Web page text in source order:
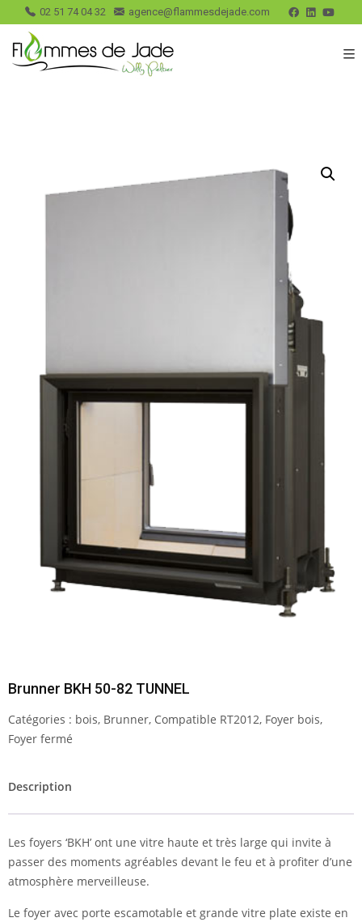
02 51 74 04 32 agence@flammesdejade.com
Brunner BKH 50-82 TUNNEL
Catégories : bois, Brunner, Compatible RT2012, Foyer bois,
Foyer fermé
Description
Les foyers ‘BKH’ ont une vitre haute et très large qui invite à
passer des moments agréables devant le feu et à profiter d’une
atmosphère merveilleuse.
Le foyer avec porte escamotable et grande vitre plate existe en